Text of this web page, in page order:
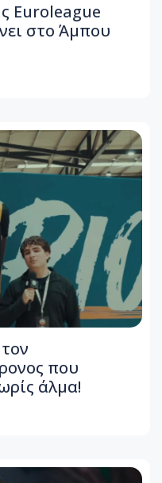
Euroleague
στο Άμπου
που
άλμα!